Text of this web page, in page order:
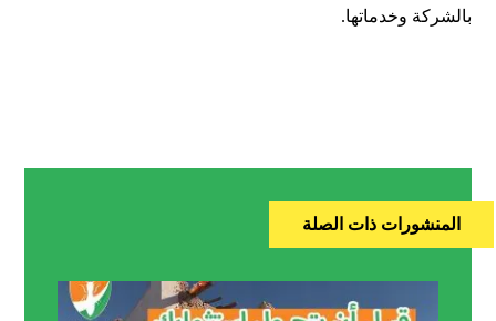
بالشركة وخدماتها.
المنشورات ذات الصلة